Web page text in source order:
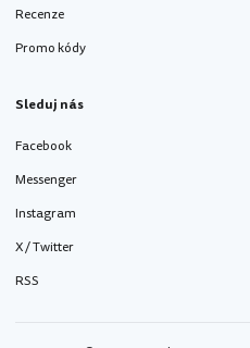
Recenze
Promo kódy
Sleduj nás
Facebook
Messenger
Instagram
X / Twitter
RSS